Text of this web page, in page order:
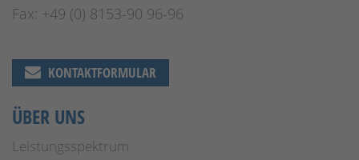
Fax: +49 (0) 8153-90 96-96
KONTAKTFORMULAR
ÜBER UNS
Leistungsspektrum